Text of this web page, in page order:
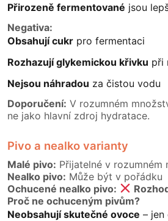
Přirozeně fermentované jsou
Negativa:
Obsahují cukr pro fermentaci
Rozhazují glykemickou křivku při
Nejsou náhradou za čistou vodu
Doporučení: V rozumném
ne jako hlavní zdroj hydratace.
Pivo a nealko varianty
Malé pivo: Přijatelné v rozumném
Nealko pivo: Může být v pořádku
Ochucené nealko pivo:
Proč ne ochuceným pivům?
Neobsahují skutečné ovoce –